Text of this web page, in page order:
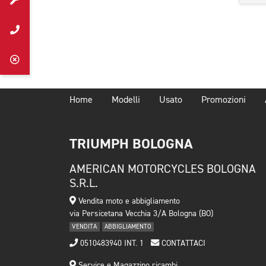
Home Modelli Usato Promozioni
TRIUMPH BOLOGNA
AMERICAN MOTORCYCLES BOLOGNA
S.R.L.
Vendita moto e abbigliamento
via Persicetana Vecchia 3/A Bologna (BO)
VENDITA ABBIGLIAMENTO
0510483940 INT. 1 CONTATTACI